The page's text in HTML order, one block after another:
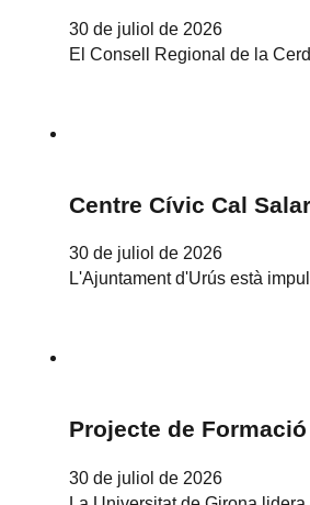
30 de juliol de 2026
El Consell Regional de la
Centre Cívic Cal
30 de juliol de 2026
L'Ajuntament d'Urús està
Projecte de
30 de juliol de 2026